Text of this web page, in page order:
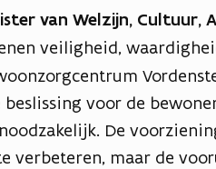
van Welzijn, Cultuur,
veiligheid,
voor de
De
verbeteren, maar de